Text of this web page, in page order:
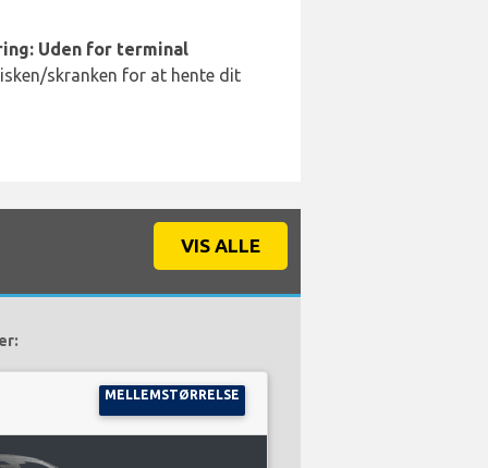
Uden for terminal
skranken for at hente dit
VIS ALLE
MELLEMSTØRRELSE